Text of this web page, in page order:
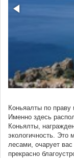
Коньяалты по
Именно здесь
Коньялты,
экологичность. Это
лесами, очарует
прекрасно